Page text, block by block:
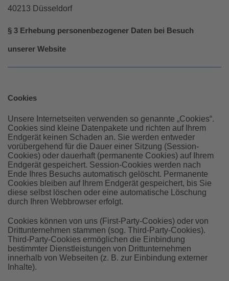
40213 Düsseldorf
§ 3 Erhebung personenbezogener Daten bei Besuch
unserer Website
Cookies
Unsere Internetseiten verwenden so genannte „Cookies“.
Cookies sind kleine Datenpakete und richten auf Ihrem
Endgerät keinen Schaden an. Sie werden entweder
vorübergehend für die Dauer einer Sitzung (Session-
Cookies) oder dauerhaft (permanente Cookies) auf Ihrem
Endgerät gespeichert. Session-Cookies werden nach
Ende Ihres Besuchs automatisch gelöscht. Permanente
Cookies bleiben auf Ihrem Endgerät gespeichert, bis Sie
diese selbst löschen oder eine automatische Löschung
durch Ihren Webbrowser erfolgt.
Cookies können von uns (First-Party-Cookies) oder von
Drittunternehmen stammen (sog. Third-Party-Cookies).
Third-Party-Cookies ermöglichen die Einbindung
bestimmter Dienstleistungen von Drittunternehmen
innerhalb von Webseiten (z. B. zur Einbindung externer
Inhalte).